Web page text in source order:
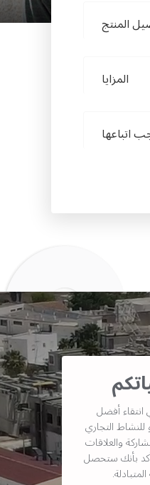
المنتج
المزايا
اتباعها
أفضل
للنشاط التجاري
والعلاقات
تأكد بأنك ستحصل